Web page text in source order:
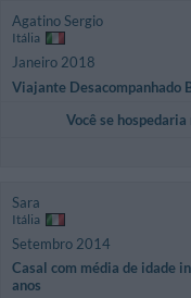
Agatino Sergio
Itália
Janeiro 2018
Viajante Desacompanhado
Você se
Sara
Itália
Setembro 2014
Casal com média de idade
anos